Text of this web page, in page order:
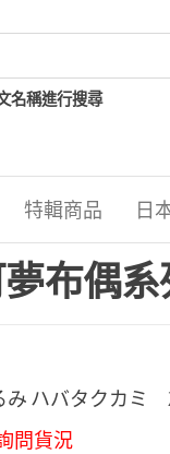
名稱進行搜尋
特輯商品 日
布偶
み ハバタクカミ
問貨況